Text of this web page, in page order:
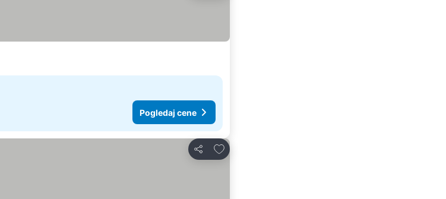
Pogledaj cene
Deli
Dodati u favorite